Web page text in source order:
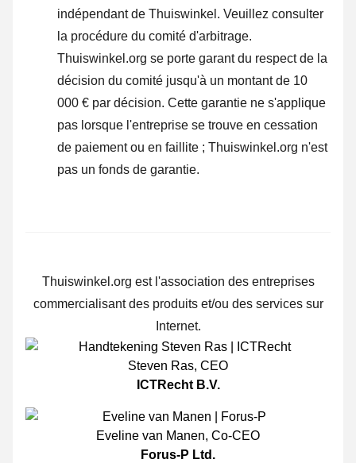
indépendant de Thuiswinkel. Veuillez consulter
la procédure du comité d'arbitrage.
Thuiswinkel.org se porte garant du respect de la
décision du comité jusqu'à un montant de 10
000 € par décision. Cette garantie ne s'applique
pas lorsque l'entreprise se trouve en cessation
de paiement ou en faillite ; Thuiswinkel.org n'est
pas un fonds de garantie.
Thuiswinkel.org est l'association des entreprises
commercialisant des produits et/ou des services sur
Internet.
Steven Ras, CEO
ICTRecht B.V.
Eveline van Manen, Co-CEO
Forus-P Ltd.